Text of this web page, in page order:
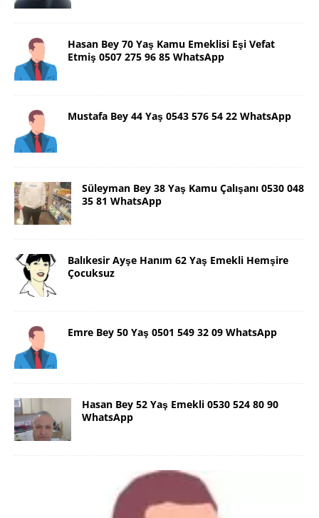
Hasan Bey 70 Yaş Kamu Emeklisi Eşi Vefat
Etmiş 0507 275 96 85 WhatsApp
Mustafa Bey 44 Yaş 0543 576 54 22 WhatsApp
Süleyman Bey 38 Yaş Kamu Çalışanı 0530 048
35 81 WhatsApp
Balıkesir Ayşe Hanım 62 Yaş Emekli Hemşire
Çocuksuz
Emre Bey 50 Yaş 0501 549 32 09 WhatsApp
Hasan Bey 52 Yaş Emekli 0530 524 80 90
WhatsApp
Danimarka Mustafa Bey 45 Yaş +45